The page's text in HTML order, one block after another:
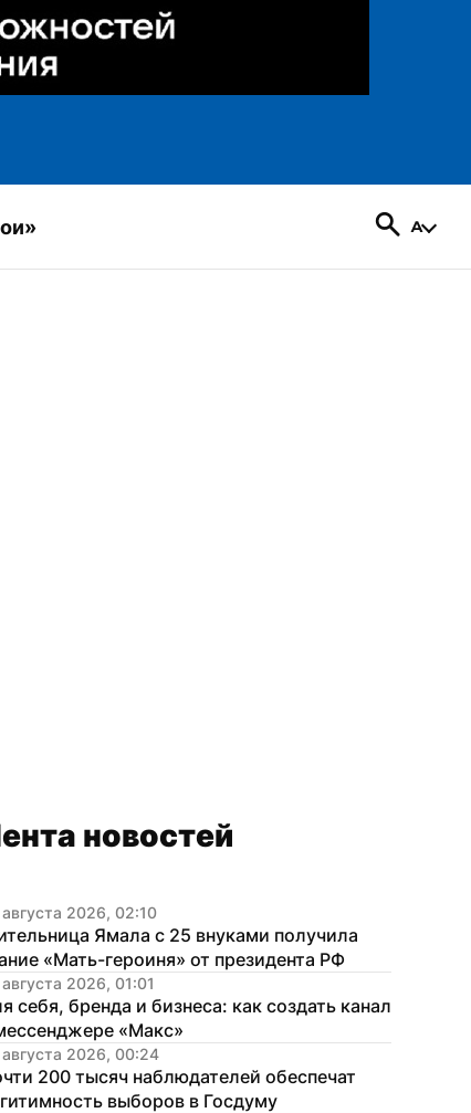
новостей
2026, 02:10
Ямала с 25 внуками получила
«Мать-героиня» от президента РФ
2026, 01:01
себя, бренда и бизнеса: как создать канал
«Макс»
2026, 00:24
200 тысяч наблюдателей обеспечат
выборов в Госдуму